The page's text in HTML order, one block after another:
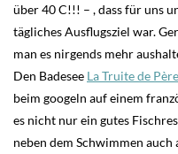
über 40 C!!! – , dass für uns
tägliches Ausflugsziel war.
man es nirgends mehr
Den Badesee La Truite de
beim googeln auf einem
es nicht nur ein gutes
neben dem Schwimmen auch